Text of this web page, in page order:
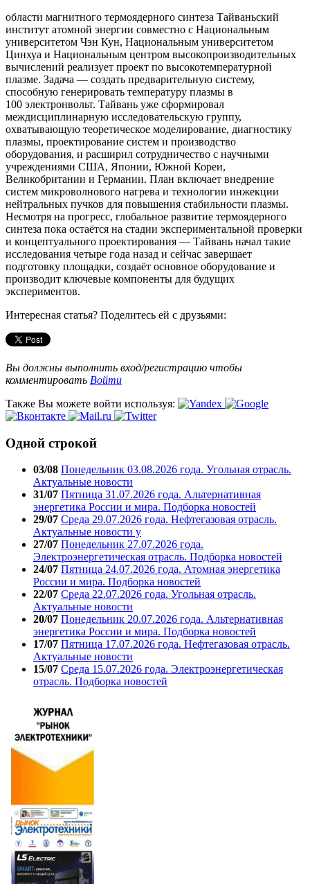
области магнитного термоядерного синтеза Тайваньский
институт атомной энергии совместно с Национальным
университетом Чэн Кун, Национальным университетом
Цинхуа и Национальным центром высокопроизводительных
вычислений реализует проект по высокотемпературной
плазме. Задача — создать предварительную систему,
способную генерировать температуру плазмы в
100 электронвольт. Тайвань уже сформировал
междисциплинарную исследовательскую группу,
охватывающую теоретическое моделирование, диагностику
плазмы, проектирование систем и производство
оборудования, и расширил сотрудничество с научными
учреждениями США, Японии, Южной Кореи,
Великобритании и Германии. План включает внедрение
систем микроволнового нагрева и технологии инжекции
нейтральных пучков для повышения стабильности плазмы.
Несмотря на прогресс, глобальное развитие термоядерного
синтеза пока остаётся на стадии экспериментальной проверки
и концептуального проектирования — Тайвань начал такие
исследования четыре года назад и сейчас завершает
подготовку площадки, создаёт основное оборудование и
производит ключевые компоненты для будущих
экспериментов.
Интересная статья? Поделитесь ей с друзьями:
Вы должны выполнить вход/регистрацию чтобы
комментировать Войти
Также Вы можете войти используя:
Одной строкой
03/08 Понедельник 03.08.2026 года. Угольная отрасль.
Актуальные новости
31/07 Пятница 31.07.2026 года. Альтернативная
энергетика России и мира. Подборка новостей
29/07 Среда 29.07.2026 года. Нефтегазовая отрасль.
Актуальные новости у
27/07 Понедельник 27.07.2026 года.
Электроэнергетическая отрасль. Подборка новостей
24/07 Пятница 24.07.2026 года. Атомная энергетика
России и мира. Подборка новостей
22/07 Среда 22.07.2026 года. Угольная отрасль.
Актуальные новости
20/07 Понедельник 20.07.2026 года. Альтернативная
энергетика России и мира. Подборка новостей
17/07 Пятница 17.07.2026 года. Нефтегазовая отрасль.
Актуальные новости
15/07 Среда 15.07.2026 года. Электроэнергетическая
отрасль. Подборка новостей